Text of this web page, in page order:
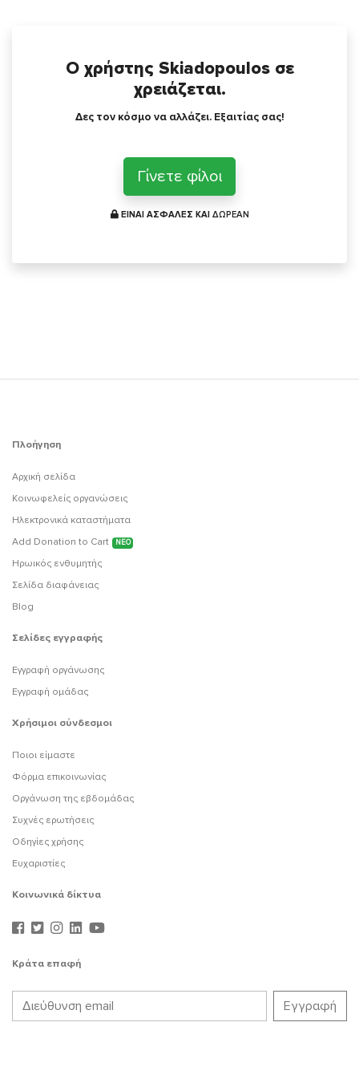
Ο χρήστης Skiadopoulos σε
χρειάζεται.
Δες τον κόσμο να αλλάζει. Εξαιτίας σας!
Γίνετε φίλοι
ΕΙΝΑΙ ΑΣΦΑΛΕΣ ΚΑΙ ΔΩΡΕΑΝ
Πλοήγηση
Αρχική σελίδα
Κοινωφελείς οργανώσεις
Ηλεκτρονικά καταστήματα
Add Donation to Cart
ΝΕΟ
Ηρωικός ενθυμητής
Σελίδα διαφάνειας
Blog
Σελίδες εγγραφής
Εγγραφή οργάνωσης
Εγγραφή ομάδας
Χρήσιμοι σύνδεσμοι
Ποιοι είμαστε
Φόρμα επικοινωνίας
Οργάνωση της εβδομάδας
Συχνές ερωτήσεις
Οδηγίες χρήσης
Ευχαριστίες
Κοινωνικά δίκτυα
Κράτα επαφή